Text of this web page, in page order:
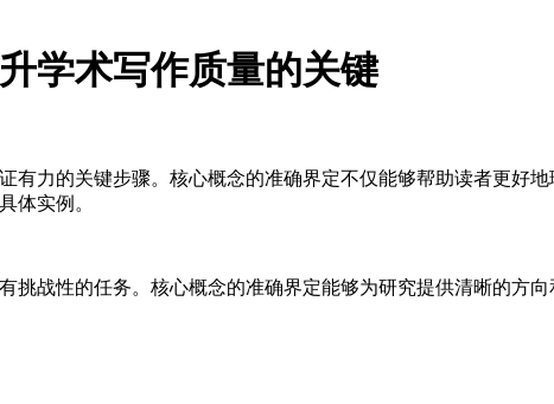
学术写作质量的关键
有力的关键步骤。核心概念的准确界定不仅能够帮助读者更好
体实例。
挑战性的任务。核心概念的准确界定能够为研究提供清晰的方